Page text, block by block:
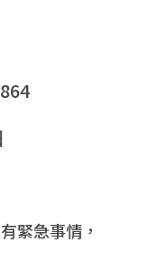
急事情，